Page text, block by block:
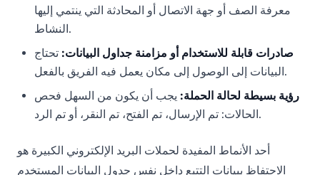
معرفة الصف أو جهة الاتصال أو المحادثة التي ينتمي إليها
النشاط.
صادرات قابلة للاستخدام أو مزامنة جداول البيانات: تحتاج
البيانات إلى الوصول إلى مكان يعمل فيه الفريق بالفعل.
رؤية بسيطة لحالة الحملة: يجب أن يكون من السهل فحص
الحالات: تم الإرسال، تم الفتح، تم النقر، أو تم الرد.
أحد الأنماط المفيدة لحملات البريد الإلكتروني الكبيرة هو
الاحتفاظ ببيانات التتبع داخل نفس جدول البيانات المستخدم